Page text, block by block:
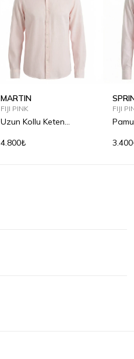
MARTIN
FIJI PINK
Uzun Kollu Keten
4.800₺
FIJI